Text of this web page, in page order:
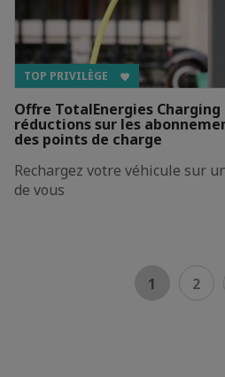
TOP PRIVILÈGE
Offre TotalEnergies
réductions sur les
des points de charge
Rechargez votre véhicule sur
de vous
1 2